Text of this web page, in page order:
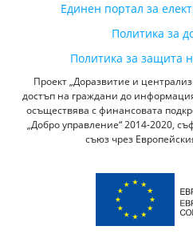
Единен портал за
Политика за
Политика за защита
Проект „Доразвитие и
достъп на граждани до
осъществява с финансовата
„Добро управление“ 2014-2020,
съюз чрез